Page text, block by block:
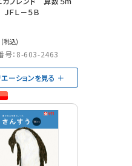
ＦＬ－５Ｂ
(税込)
号：8-603-2463
エーションを見る